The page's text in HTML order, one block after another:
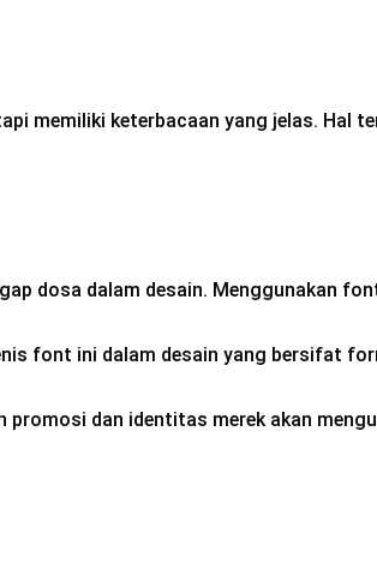
memiliki keterbacaan yang jelas. Hal
dosa dalam desain. Menggunakan
font ini dalam desain yang bersifat
dan identitas merek akan